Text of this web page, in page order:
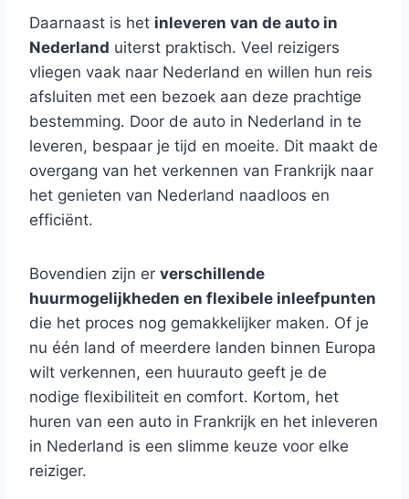
Daarnaast is het inleveren van de auto in
Nederland uiterst praktisch. Veel reizigers
vliegen vaak naar Nederland en willen hun reis
afsluiten met een bezoek aan deze prachtige
bestemming. Door de auto in Nederland in te
leveren, bespaar je tijd en moeite. Dit maakt de
overgang van het verkennen van Frankrijk naar
het genieten van Nederland naadloos en
efficiënt.
Bovendien zijn er verschillende
huurmogelijkheden en flexibele inleefpunten
die het proces nog gemakkelijker maken. Of je
nu één land of meerdere landen binnen Europa
wilt verkennen, een huurauto geeft je de
nodige flexibiliteit en comfort. Kortom, het
huren van een auto in Frankrijk en het inleveren
in Nederland is een slimme keuze voor elke
reiziger.